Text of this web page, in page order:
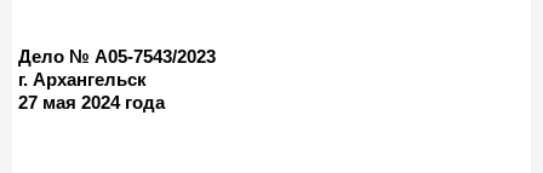
Дело № А05-7543/2023
г. Архангельск
27 мая 2024 года